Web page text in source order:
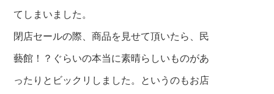
てしまいました。
閉店セールの際、商品を見せて頂いたら、民
藝館！？ぐらいの本当に素晴らしいものがあ
ったりと ビックリしました。というのもお店